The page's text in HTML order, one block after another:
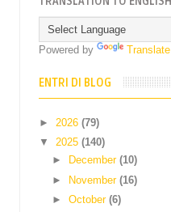
Powered by Translate
ENTRI DI BLOG
► 2026(79)
▼2025(140)
►
December (10)
► November (16)
► October (6)